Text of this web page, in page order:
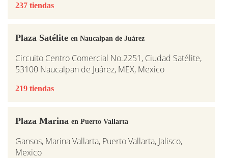
237 tiendas
Plaza Satélite en Naucalpan de Juárez
Circuito Centro Comercial No.2251, Ciudad Satélite,
53100 Naucalpan de Juárez, MEX, Mexico
219 tiendas
Plaza Marina en Puerto Vallarta
Gansos, Marina Vallarta, Puerto Vallarta, Jalisco,
Mexico